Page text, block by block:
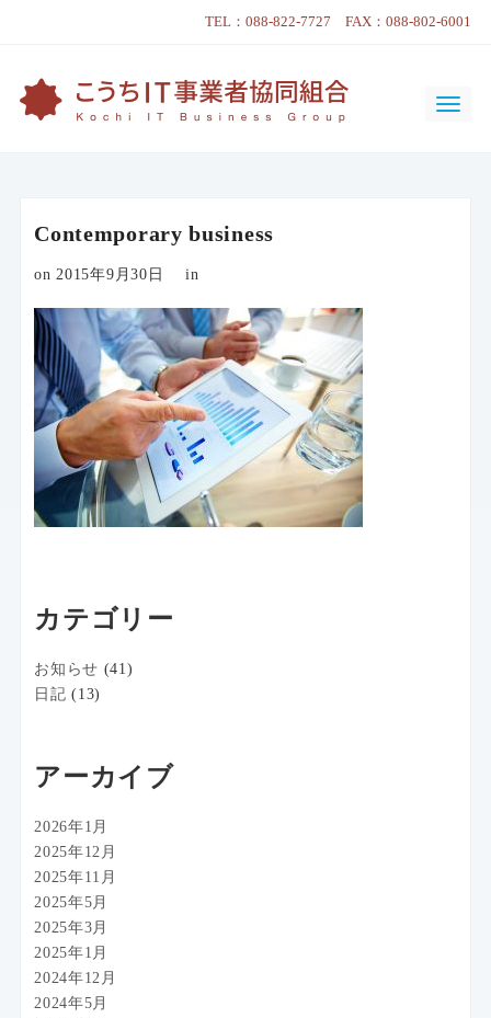
TEL：088-822-7727 FAX：088-802-6001
Contemporary business
on 2015年9月30日 in
カテゴリー
お知らせ (41)
日記 (13)
アーカイブ
2026年1月
2025年12月
2025年11月
2025年5月
2025年3月
2025年1月
2024年12月
2024年5月